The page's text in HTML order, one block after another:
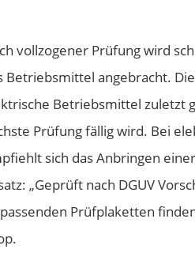
vollzogener Prüfung wird
Betriebsmittel angebracht.
Betriebsmittel zuletzt
Prüfung fällig wird. Bei
sich das Anbringen
„Geprüft nach DGUV
Prüfplaketten